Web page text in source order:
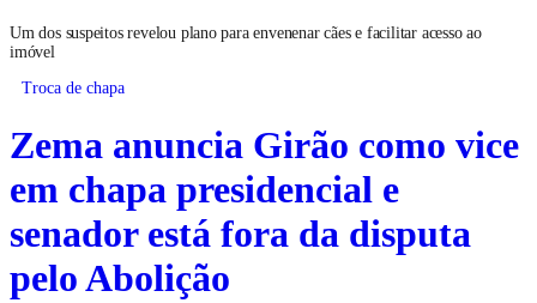
Um dos suspeitos revelou plano para envenenar cães e facilitar acesso ao
imóvel
Troca de chapa
Zema anuncia Girão como vice
em chapa presidencial e
senador está fora da disputa
pelo Abolição